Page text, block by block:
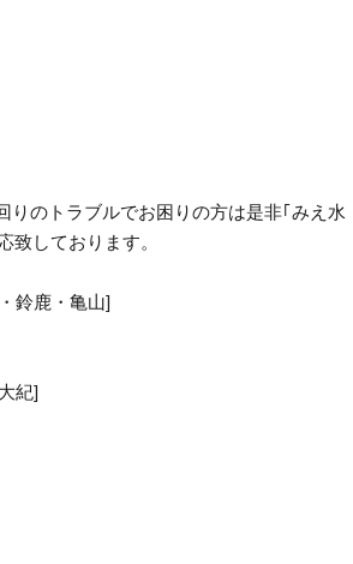
りのトラブルでお困りの方は是非｢みえ水
致しております。
鈴鹿・亀山]
紀]